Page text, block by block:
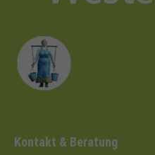
Kontakt & Beratung